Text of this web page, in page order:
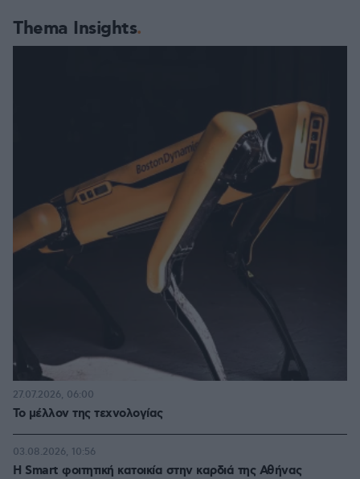
Thema Insights
Το μέλλον της τεχνολογίας
27.07.2026, 06:00
Η Smart φοιτητική κατοικία στην καρδιά της Αθήνας
03.08.2026, 10:56